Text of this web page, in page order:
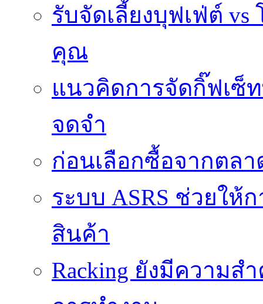
รับจัดเลี้ยงบุฟเฟ่ต์
คุณ
แนวคิดการจัดกิ๊ฟเซ็
จดจำ
ก่อนเลือกซื้อจากตล
ระบบ ASRS ช่วยให้
สินค้า
Racking ยังมีความ